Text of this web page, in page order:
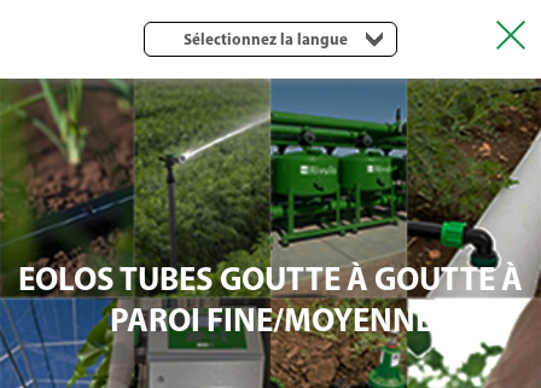
Sélectionnez la langue
EOLOS TUBES GOUTTE À GOUTTE À
PAROI FINE/MOYENNE